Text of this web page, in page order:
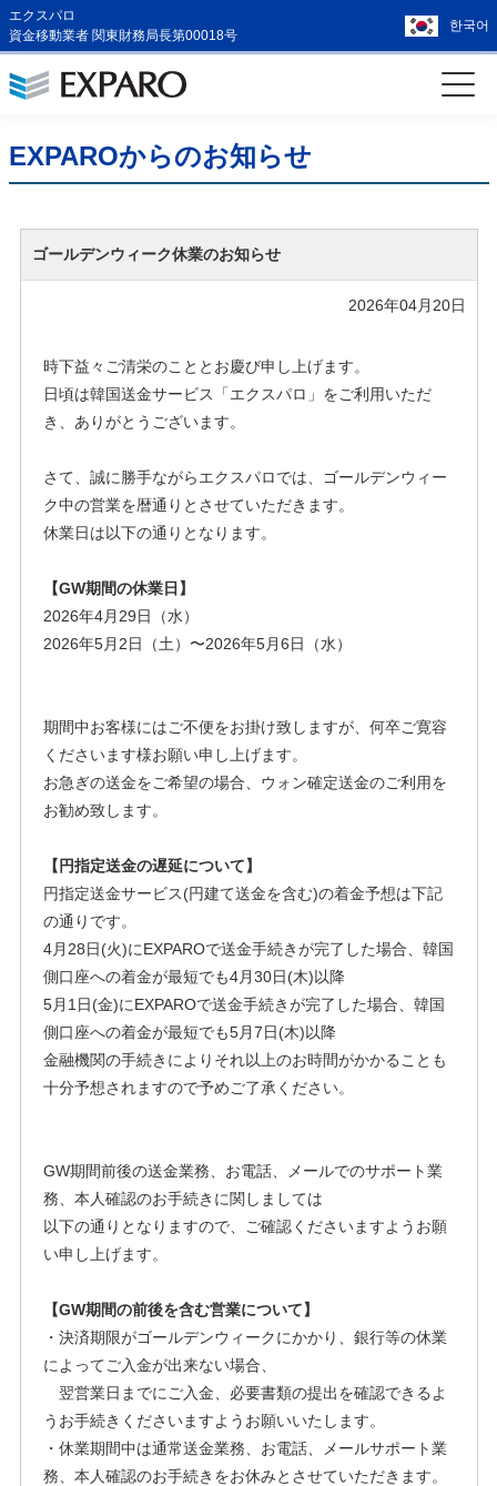
エクスパロ
資金移動業者 関東財務局長第00018号
한국어
EXPAROからのお知らせ
ゴールデンウィーク休業のお知らせ
2026年04月20日
時下益々ご清栄のこととお慶び申し上げます。
日頃は韓国送金サービス「エクスパロ」をご利用いただ
き、ありがとうございます。
さて、誠に勝手ながらエクスパロでは、ゴールデンウィー
ク中の営業を暦通りとさせていただきます。
休業日は以下の通りとなります。
【GW期間の休業日】
2026年4月29日（水）
2026年5月2日（土）〜2026年5月6日（水）
期間中お客様にはご不便をお掛け致しますが、何卒ご寛容
くださいます様お願い申し上げます。
お急ぎの送金をご希望の場合、ウォン確定送金のご利用を
お勧め致します。
【円指定送金の遅延について】
円指定送金サービス(円建て送金を含む)の着金予想は下記
の通りです。
4月28日(火)にEXPAROで送金手続きが完了した場合、韓国
側口座への着金が最短でも4月30日(木)以降
5月1日(金)にEXPAROで送金手続きが完了した場合、韓国
側口座への着金が最短でも5月7日(木)以降
金融機関の手続きによりそれ以上のお時間がかかることも
十分予想されますので予めご了承ください。
GW期間前後の送金業務、お電話、メールでのサポート業
務、本人確認のお手続きに関しましては
以下の通りとなりますので、ご確認くださいますようお願
い申し上げます。
【GW期間の前後を含む営業について】
・決済期限がゴールデンウィークにかかり、銀行等の休業
によってご入金が出来ない場合、
翌営業日までにご入金、必要書類の提出を確認できるよ
うお手続きくださいますようお願いいたします。
・休業期間中は通常送金業務、お電話、メールサポート業
務、本人確認のお手続きをお休みとさせていただきます。